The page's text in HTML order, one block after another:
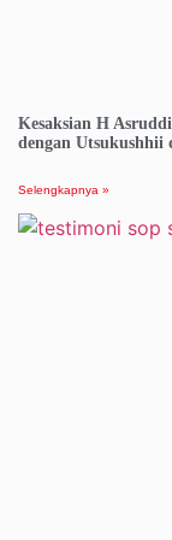
Kesaksian H
dengan Utsukushhii
Selengkapnya »